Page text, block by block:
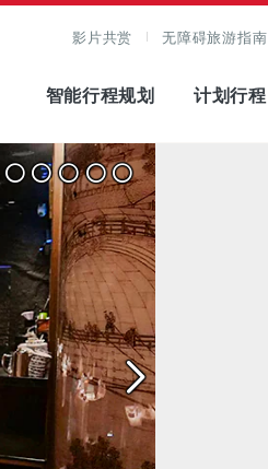
影片共赏 无障碍旅游指南
智能行程规划 计划行程